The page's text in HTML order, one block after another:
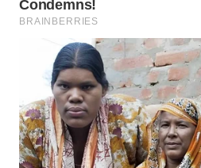
SAMOSIR
WN
PADANG
LAWAS